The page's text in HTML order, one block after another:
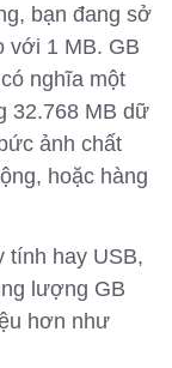
bạn đang sở
với 1 MB. GB
nghĩa một
32.768 MB dữ
ảnh chất
hoặc hàng
tính hay USB,
lượng GB
hơn như